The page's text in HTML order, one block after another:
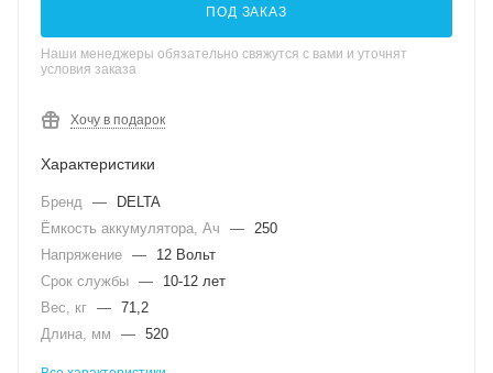
ПОД ЗАКАЗ
Наши менеджеры обязательно свяжутся с вами и уточнят
условия заказа
Хочу в подарок
Характеристики
Бренд —
DELTA
Ёмкость аккумулятора, Ач
— 250
Напряжение —
12 Вольт
Срок службы —
10-12 лет
Вес, кг — 71,2
Длина, мм
— 520